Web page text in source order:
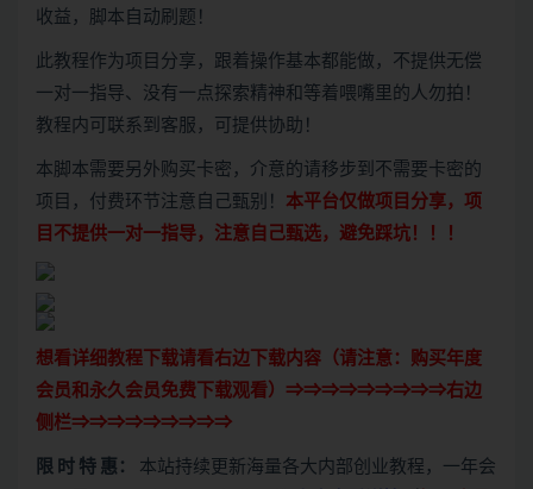
收益，脚本自动刷题！
此教程作为项目分享，跟着操作基本都能做，不提供无偿
一对一指导、没有一点探索精神和等着喂嘴里的人勿拍！
教程内可联系到客服，可提供协助！
本脚本需要另外购买卡密，介意的请移步到不需要卡密的
项目，付费环节注意自己甄别！ 本平台仅做项目分享，项
目不提供一对一指导， 注意自己甄选，避免踩坑！！！
想看详细教程下载请看右边下载内容（请注意： 购买年度
会员和永久会员免费下载观看）⇒⇒⇒⇒⇒⇒⇒⇒⇒右边
侧栏⇒⇒⇒⇒⇒⇒⇒⇒⇒
限 时 特 惠： 本站持续更新海量各大内部创业教程，一年会